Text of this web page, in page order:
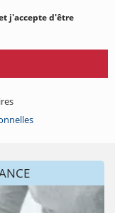
j'accepte d'être